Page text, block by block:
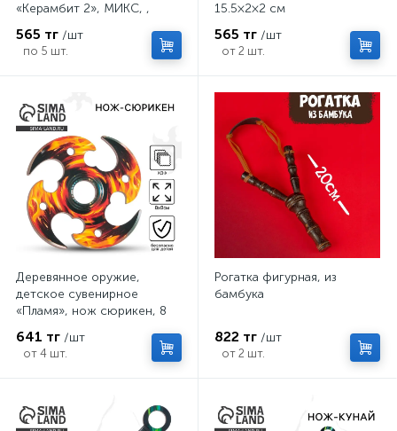
«Керамбит 2», МИКС, ,
565 тг /шт
по 5 шт.
15.5×2×2 см
565 тг /шт
от 2 шт.
Деревянное оружие,
детское сувенирное
«Пламя», нож сюрикен, 8
641 тг /шт
от 4 шт.
Рогатка фигурная, из
бамбука
822 тг /шт
от 2 шт.